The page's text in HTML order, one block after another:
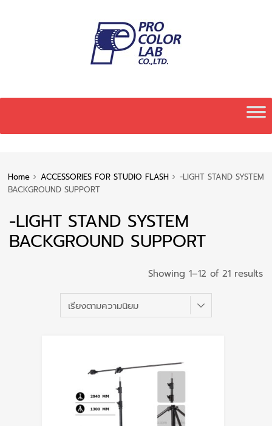
content
Home ACCESSORIES FOR STUDIO FLASH
-LIGHT STAND SYSTEM
BACKGROUND SUPPORT
-LIGHT STAND SYSTEM
BACKGROUND SUPPORT
Showing 1–12 of 21 results